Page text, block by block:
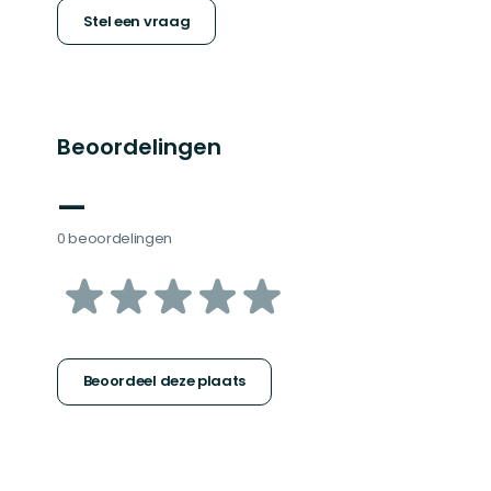
Stel een vraag
Beoordelingen
—
0 beoordelingen
van
sterren
Beoordeel deze plaats